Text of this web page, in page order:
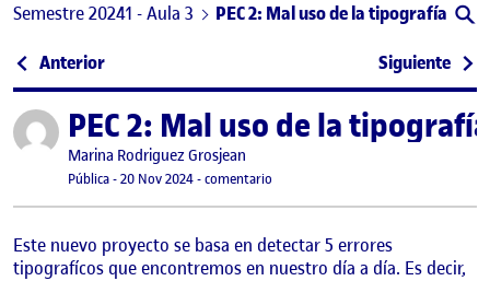
Semestre 20241 - Aula 3 PEC 2: Mal uso de la tipografía
Navegación de entradas
Anterior: PEC 1. Investigación tipográfica Siguiente:
Publicado porPEC 2: Mal uso de la tipografía
Publicado por
Marina Rodriguez Grosjean
Visibilidad:
Pública-Fecha de publicación
20 Nov 2024-comentario
Este nuevo proyecto se basa en detectar 5 errores
tipografícos que encontremos en nuestro día a día. Es decir,